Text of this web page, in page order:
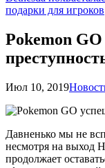
подарки для игроков
Pokemon
Июл 10, 2019
Давненько мы не
несмотря на выход
продолжает